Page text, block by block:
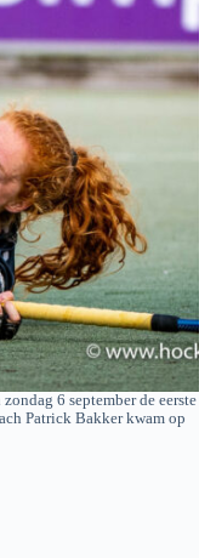
6 september de eerste
Patrick Bakker kwam op